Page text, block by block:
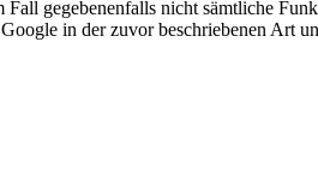
gegebenenfalls nicht sämtliche
in der zuvor beschriebenen Art